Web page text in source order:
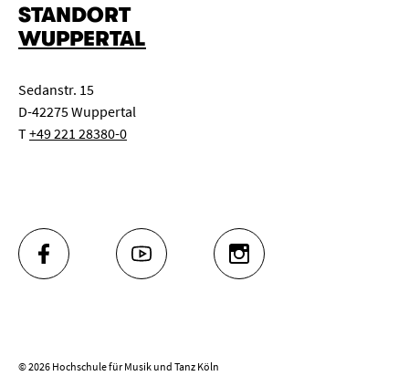
STANDORT
WUPPERTAL
Sedanstr. 15
D-42275 Wuppertal
T+49 221 28380-0
FACEBOOK YOUTUBE INSTAGRAM
© 2026 Hochschule für Musik und Tanz Köln